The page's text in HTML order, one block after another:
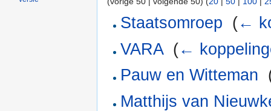
Staatsomroep (←
VARA‎ (←
Pauw en Witteman
Matthijs van